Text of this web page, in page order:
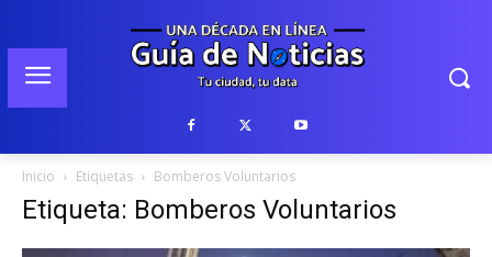
Inicio Etiquetas Bomberos Voluntarios
Etiqueta: Bomberos Voluntarios